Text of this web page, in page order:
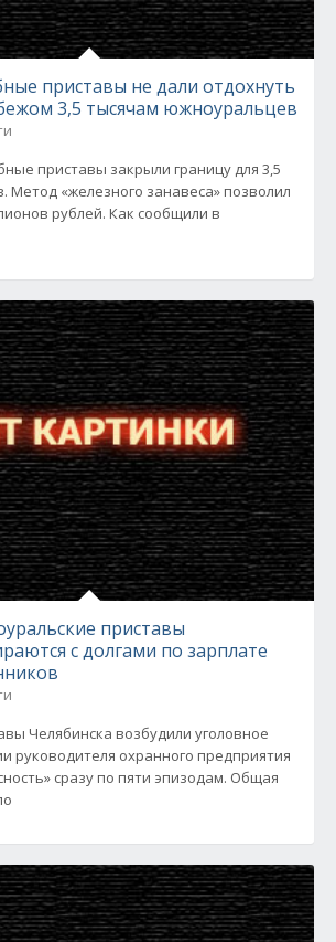
приставы не дали отдохнуть
3,5 тысячам южноуральцев
приставы закрыли границу для 3,5
Метод «железного занавеса» позволил
рублей. Как сообщили в
приставы
с долгами по зарплате
Челябинска возбудили уголовное
руководителя охранного предприятия
сразу по пяти эпизодам. Общая